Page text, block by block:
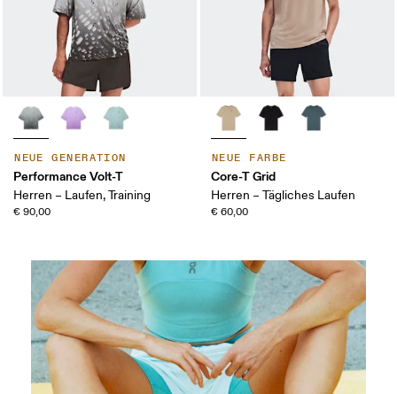
NEUE GENERATION
Performance Volt-T
Herren – Laufen, Training
€ 90,00
NEUE FARBE
Core-T Grid
Herren – Tägliches Laufen
€ 60,00